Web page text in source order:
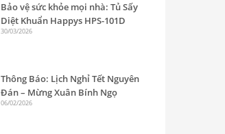
Bảo vệ sức khỏe mọi nhà: Tủ Sấy
Diệt Khuẩn Happys HPS-101D
30/03/2026
Thông Báo: Lịch Nghỉ Tết Nguyên
Đán – Mừng Xuân Bính Ngọ
06/02/2026